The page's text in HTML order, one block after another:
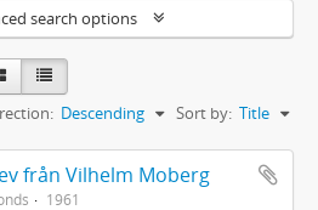
search options
Sort by: Title
Descending
från Vilhelm Moberg
1961